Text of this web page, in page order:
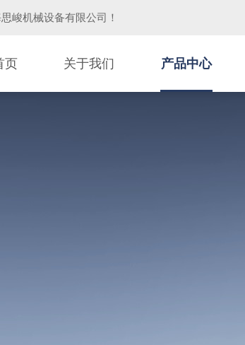
峻机械设备有限公司 ！
页 关于我们 产品中心